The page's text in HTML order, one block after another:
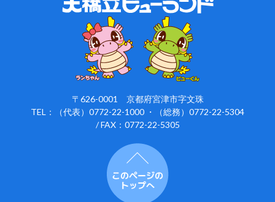
〒626-0001 京都府宮津市字文珠
TEL：（代表）0772-22-1000 ・（総務）0772-22-5304
/ FAX：0772-22-5305